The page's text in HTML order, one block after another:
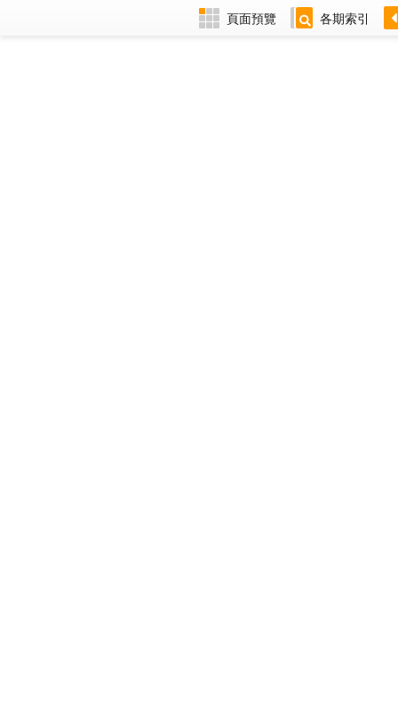
頁面預覽 各期索引